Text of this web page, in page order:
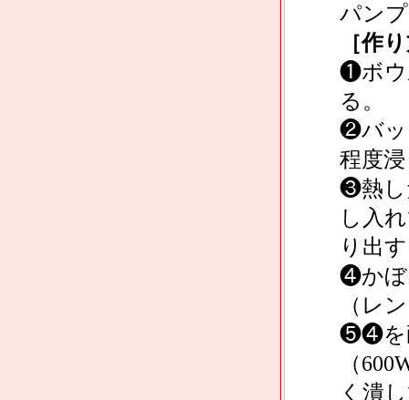
パン
［作
❶ボウ
る。
❷バッ
程度
❸熱し
し入
り出
❹かぼ
（レ
❺❹を
（
く潰